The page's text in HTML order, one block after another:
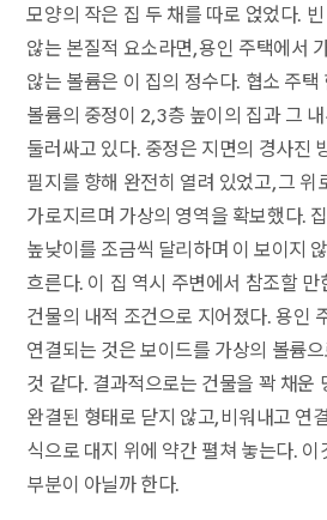
모양의 작은 집 두 채를 따로 얹었다.
않는 본질적 요소라면, 용인 주택에서
않는 볼륨은 이 집의 정수다. 협소 주택
볼륨의 중정이 2, 3층 높이의 집과 그
둘러싸고 있다. 중정은 지면의 경사진
필지를 향해 완전히 열려 있었고, 그 위
가로지르며 가상의 영역을 확보했다.
높낮이를 조금씩 달리하며 이 보이지
흐른다. 이 집 역시 주변에서 참조할 만
건물의 내적 조건으로 지어졌다. 용인
연결되는 것은 보이드를 가상의 볼륨
것 같다. 결과적으로는 건물을 꽉 채운
완결된 형태로 닫지 않고, 비워내고 연
식으로 대지 위에 약간 펼쳐 놓는다. 이
부분이 아닐까 한다.